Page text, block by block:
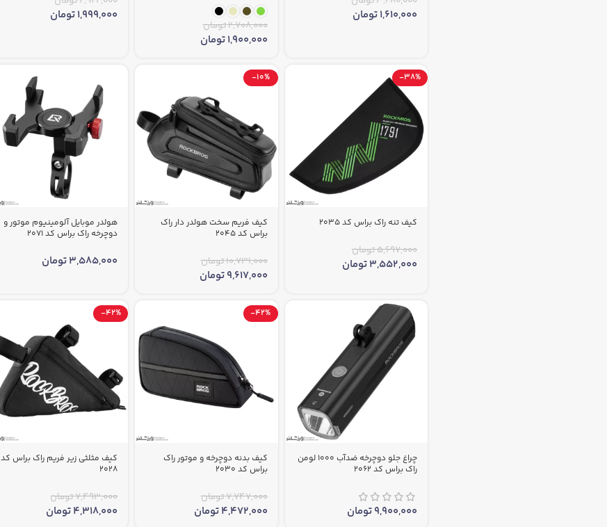
1,610,000تومان
2,708,000تومان
1,900,000تومان
1,999,000تومان
-38%
کیف تنه راک براس کد 2035
5,697,000تومان
3,552,000تومان
-10%
کیف فریم سخت هولدر دار راک
براس کد 2045
10,731,000تومان
9,617,000تومان
هولدر موبایل آلومینیوم موتور و
دوچرخه راک براس کد 2071
3,585,000تومان
چراغ جلو دوچرخه ضدآب 1000 لومن
راک براس کد 2062
9,900,000تومان
-42%
کیف بدنه دوچرخه و موتور راک
براس کد 2030
7,747,000تومان
4,472,000تومان
-42%
کیف مثلثی زیر فریم راک براس کد
2028
7,493,000تومان
4,318,000تومان